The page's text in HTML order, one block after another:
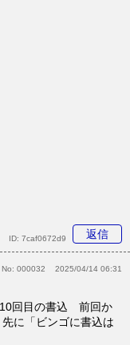
返信
ID: 7caf0672d9
No: 000032 2025/04/14 06:31
回目の書込 前回か
に「ビンゴに書込は